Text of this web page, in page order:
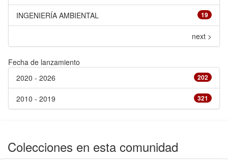
19
INGENIERÍA AMBIENTAL
next >
Fecha de lanzamiento
202
2020 - 2026
321
2010 - 2019
Colecciones en esta comunidad